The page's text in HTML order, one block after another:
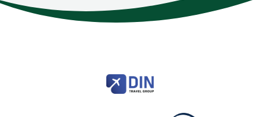
235 39
Telefon040 45 63 50